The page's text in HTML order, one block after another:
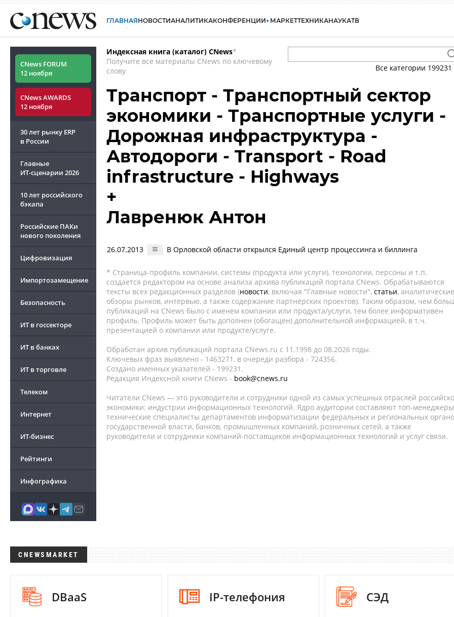
ГЛАВНАЯНОВОСТИАНАЛИТИКАКОНФЕРЕНЦИИ МАРКЕТТЕХНИКАНАУКАТВ
CNews FORUM
12 ноября
CNews AWARDS
12 ноября
30 лет рынку ERP
в России
Главные
ИТ-сценарии 2026
10 лет российского
бэкапа
Российские ПАКи
нового поколения
Цифровизация
Импортозамещение
Безопасность
ИТ в госсекторе
ИТ в банках
ИТ в торговле
Телеком
Интернет
ИТ-бизнес
Рейтинги
Инфографика
Индексная книга (каталог) CNews*
Получите все материалы CNews по ключевому
слову
Все категории 199231
Транспорт - Транспортный сектор
экономики - Транспортные услуги -
Дорожная инфраструктура -
Автодороги - Transport - Road
infrastructure - Highways
+
Лавренюк Антон
26.07.2013 В Орловской области открылся Единый центр процессинга и биллинга
* Страница-профиль компании, системы (продукта или услуги), технологии, персоны и т.п.
создается редактором на основе анализа архива публикаций портала CNews. Обрабатываются
тексты всех редакционных разделов (новости, включая "Главные новости", статьи, аналитические
обзоры рынков, интервью, а также содержание партнёрских проектов). Таким образом, чем
публикаций на CNews было с именем компании или продукта/услуги, тем более информативен
профиль. Профиль может быть дополнен (обогащен) дополнительной информацией, в т.ч.
презентацией о компании или продукте/услуге.
Обработан архив публикаций портала CNews.ru c 11.1998 до 08.2026 годы.
Ключевых фраз выявлено - 1463271, в очереди разбора - 724356.
Создано именных указателей - 199231.
Редакция Индексной книги CNews - book@cnews.ru
Читатели CNews — это руководители и сотрудники одной из самых успешных отраслей
экономики: индустрии информационных технологий. Ядро аудитории составляют топ-
технические специалисты департаментов информатизации федеральных и региональных
государственной власти, банков, промышленных компаний, розничных сетей, а также
руководители и сотрудники компаний-поставщиков информационных технологий и услуг связи.
CNEWSMARKET
DBaaS IP-телефония СЭД